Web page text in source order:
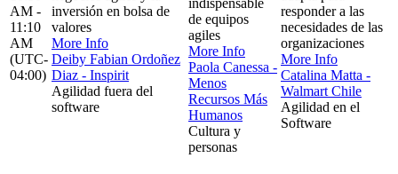
AM -
11:10
AM
(UTC-
04:00)
inversión en bolsa de
valores
More Info
Deiby Fabian Ordoñez
Diaz - Inspirit
Agilidad fuera del
software
indispensable
de equipos
agiles
More Info
Paola Canessa -
Menos
Recursos Más
Humanos
Cultura y
personas
responder a las
necesidades de las
organizaciones
More Info
Catalina Matta -
Walmart Chile
Agilidad en el
Software